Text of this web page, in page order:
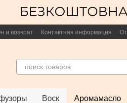
и возврат Контактная информация
Воск Аромамасло